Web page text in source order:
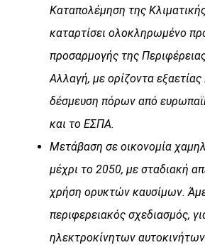
Καταπολέμηση της
καταρτίσει ολοκληρωμένο
προσαρμογής της
Αλλαγή, με ορίζοντα
δέσμευση πόρων από
και το ΕΣΠΑ.
Μετάβαση σε οικονομία
μέχρι το 2050, με σταδιακή
χρήση ορυκτών καυσίμων.
περιφερειακός σχεδιασμός,
ηλεκτροκίνητων